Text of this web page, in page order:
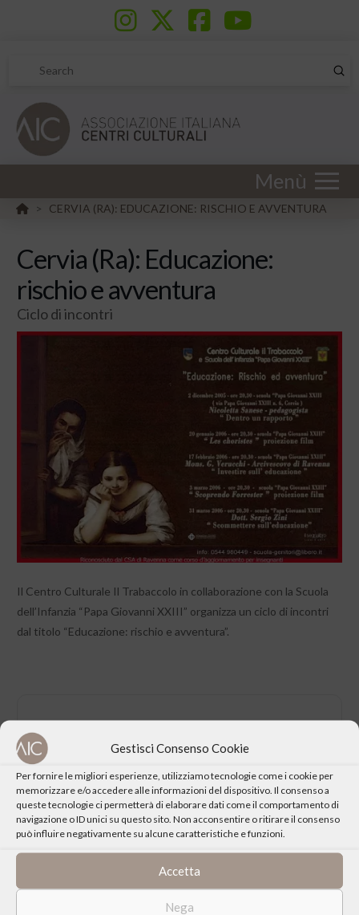
Gestisci Consenso Cookie
Per fornire le migliori esperienze, utilizziamo tecnologie come i cookie per
memorizzare e/o accedere alle informazioni del dispositivo. Il consenso a
queste tecnologie ci permetterà di elaborare dati come il comportamento di
navigazione o ID unici su questo sito. Non acconsentire o ritirare il consenso
può influire negativamente su alcune caratteristiche e funzioni.
Accetta
Nega
Search
Menù
HOME
> CERVIA (RA): EDUCAZIONE: RISCHIO E AVVENTURA
Cervia (Ra): Educazione:
rischio e avventura
Ciclo di incontri
Il Centro Culturale Il Trabaccolo in collaborazione con la Scuola
dell’Infanzia “Papa Giovanni XXIII” organizza un ciclo di incontri
dal titolo “Educazione: rischio e avventura”.